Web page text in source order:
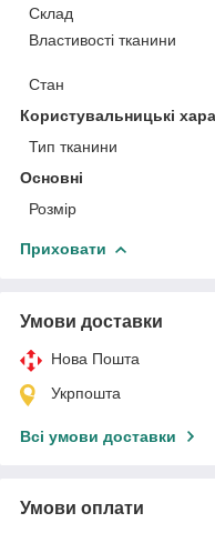
Склад
Властивості тканини
Стан
Користувальницькі
Тип тканини
Основні
Розмір
Приховати
Умови доставки
Нова Пошта
Укрпошта
Всі умови доставки
Умови оплати